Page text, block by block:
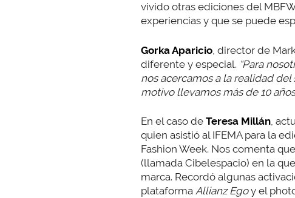
vivido otras ediciones del
experiencias y que se puede
Gorka Aparicio , director de
diferente y especial. “Para
nos acercamos a la realidad
motivo llevamos más de 10
En el caso de Teresa Millán,
quien asistió al IFEMA para la
Fashion Week. Nos comenta
(llamada Cibelespacio) en la
marca. Recordó algunas
plataforma Allianz Egoy el